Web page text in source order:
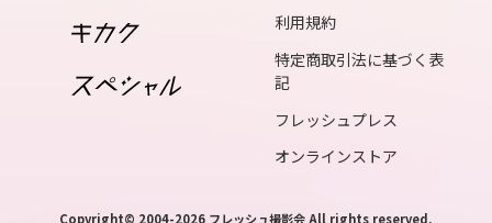
21
mon
22
利用規約
特定商取引法に基づく表
記
フレッシュプレス
オンラインストア
Copyright© 2004-2026 フレッシュ撮影会 All rights reserved.